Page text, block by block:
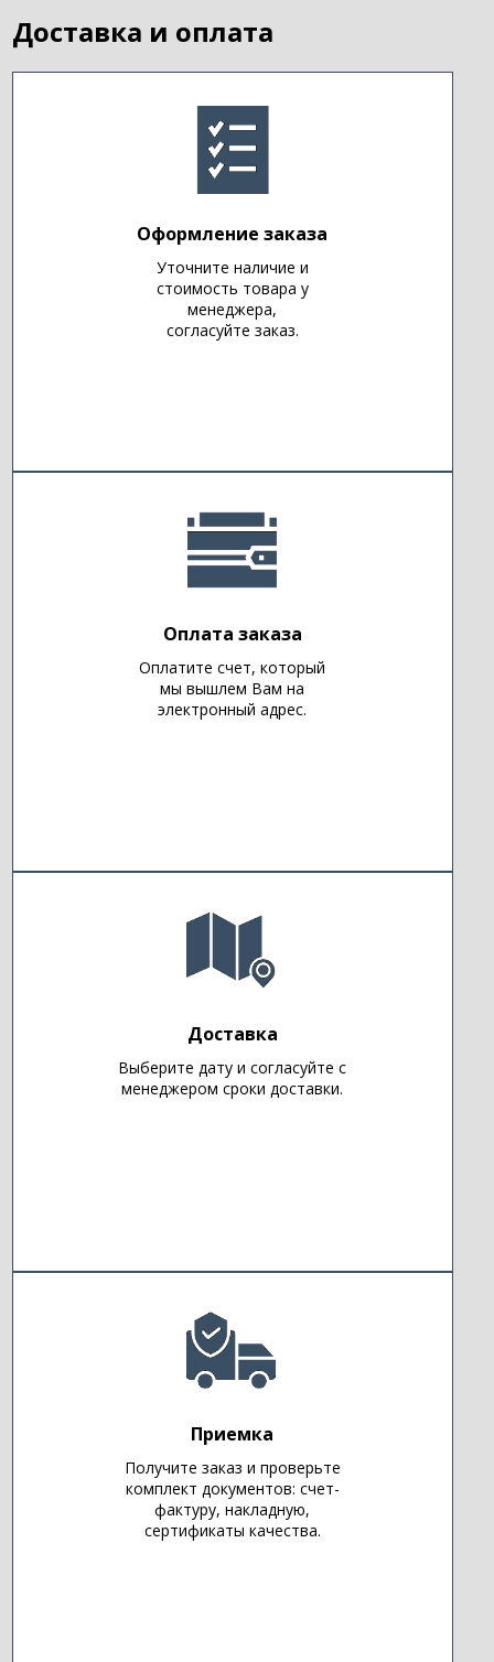
Доставка и оплата
Оформление заказа
Уточните наличие и
стоимость товара у
менеджера,
согласуйте заказ.
Оплата заказа
Оплатите счет, который
мы вышлем Вам на
электронный адрес.
Доставка
Выберите дату и согласуйте с
менеджером сроки доставки.
Приемка
Получите заказ и проверьте
комплект документов: счет-
фактуру, накладную,
сертификаты качества.